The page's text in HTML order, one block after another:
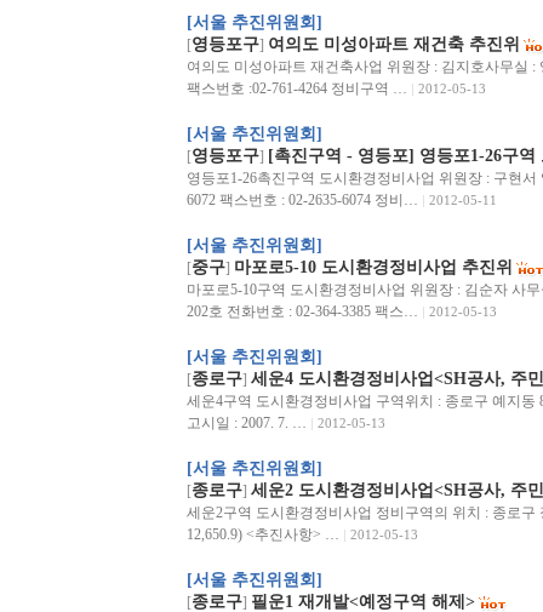
[서울 추진위원회]
[영등포구] 여의도 미성아파트 재건축 추진위
여의도 미성아파트 재건축사업 위원장 : 김지호사무실 :
팩스번호 :02-761-4264 정비구역 …
2012-05-13
[서울 추진위원회]
[영등포구] [촉진구역 - 영등포] 영등포1-26구
영등포1-26촉진구역 도시환경정비사업 위원장 : 구현
6072 팩스번호 : 02-2635-6074 정비…
2012-05-11
[서울 추진위원회]
[중구] 마포로5-10 도시환경정비사업 추진위
마포로5-10구역 도시환경정비사업 위원장 : 김순자 사
202호 전화번호 : 02-364-3385 팩스…
2012-05-13
[서울 추진위원회]
[종로구] 세운4 도시환경정비사업<SH공사, 주
세운4구역 도시환경정비사업 구역위치 : 종로구 예지동
고시일 : 2007. 7. …
2012-05-13
[서울 추진위원회]
[종로구] 세운2 도시환경정비사업<SH공사, 주
세운2구역 도시환경정비사업 정비구역의 위치 : 종로구
12,650.9) <추진사항> …
2012-05-13
[서울 추진위원회]
[종로구] 필운1 재개발<예정구역 해제>